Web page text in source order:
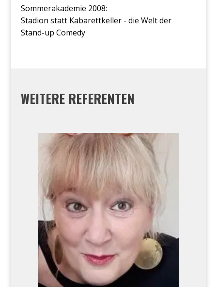
Sommerakademie 2008:
Stadion statt Kabarettkeller - die Welt der
Stand-up Comedy
WEITERE REFERENTEN